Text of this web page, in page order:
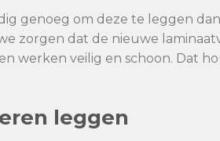
genoeg om deze te leggen
zorgen dat de nieuwe
werken veilig en schoon. Dat
leggen